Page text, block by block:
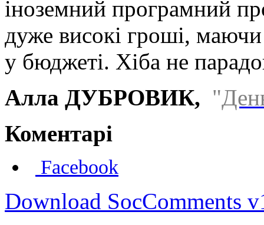
іноземний програмний
дуже високі гроші,
у бюджеті. Хіба не
Алла ДУБРОВИК, "
Коментарі
Facebook
Download SocComments